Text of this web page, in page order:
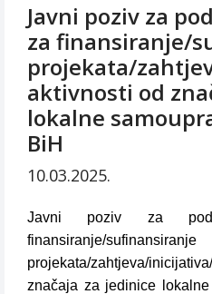
Javni poziv za
za finansiranje/
projekata/
aktivnosti od
lokalne
BiH
10.03.2025.
Javni poziv za
finansiranje/sufinansiranje
projekata/zahtjeva/
značaja za jedinice